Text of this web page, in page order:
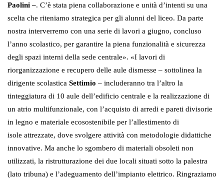
Paolini –. C’è stata piena collaborazione e unità d’intenti su una
scelta che riteniamo strategica per gli alunni del liceo. Da parte
nostra interverremo con una serie di lavori a giugno, concluso
l’anno scolastico, per garantire la piena funzionalità e sicurezza
degli spazi interni della sede centrale». «I lavori di
riorganizzazione e recupero delle aule dismesse – sottolinea la
dirigente scolastica Settimio – includeranno tra l’altro la
tinteggiatura di 10 aule dell’edificio centrale e la realizzazione di
un atrio multifunzionale, con l’acquisto di arredi e pareti divisorie
in legno e materiale ecosostenibile per l’allestimento di
isole attrezzate, dove svolgere attività con metodologie didattiche
innovative. Ma anche lo sgombero di materiali obsoleti non
utilizzati, la ristrutturazione dei due locali situati sotto la palestra
(lato tribuna) e l’adeguamento dell’impianto elettrico. Ringraziamo